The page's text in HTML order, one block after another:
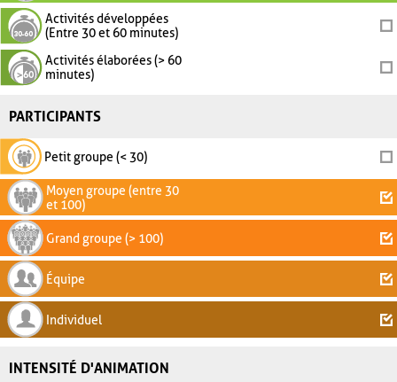
Activités développées
(Entre 30 et 60 minutes)
Activités élaborées (> 60
minutes)
PARTICIPANTS
Petit groupe (< 30)
Moyen groupe (entre 30
et 100)
Grand groupe (> 100)
Équipe
Individuel
INTENSITÉ D'ANIMATION